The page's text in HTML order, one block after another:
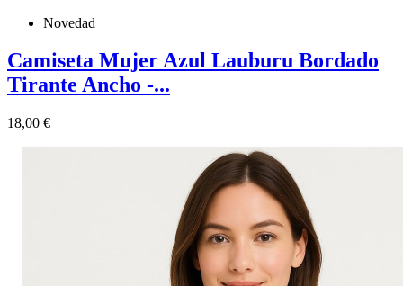
Novedad
Camiseta Mujer Azul Lauburu Bordado
Tirante Ancho -...
Precio
18,00 €